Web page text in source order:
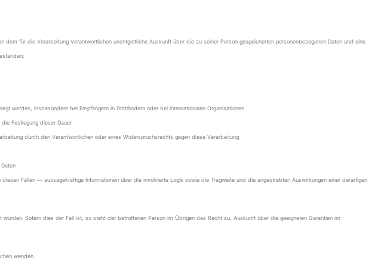
für die Verarbeitung Verantwortlichen unentgeltliche Auskunft über die zu seiner Person gespeicherten personenbezogenen Daten und eine
werden, insbesondere bei Empfängern in Drittländern oder bei internationalen Organisationen
Festlegung dieser Dauer
durch den Verantwortlichen oder eines Widerspruchsrechts gegen diese Verarbeitung
Fällen — aussagekräftige Informationen über die involvierte Logik sowie die Tragweite und die angestrebten Auswirkungen einer derartigen
Sofern dies der Fall ist, so steht der betroffenen Person im Übrigen das Recht zu, Auskunft über die geeigneten Garantien im
wenden.